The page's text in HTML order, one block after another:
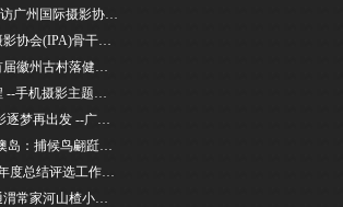
vivo广东营销团队到访广州国际摄影协会 共商合作事宜
走进柯村——国际摄影协会(IPA)骨干采风安徽行之6
2026中国黄山黟县首届徽州古村落健康跑圆满举行
指尖逐光，艺启新程 --手机摄影主题讲座在市老年干部大学圆满落幕
凝心聚力启新程 光影逐梦再出发 --广州国际摄影协会2026年首次会长秘书长会议召开
摄影采风招·邂逅淇澳岛：捕候鸟翩跹，寻古村烟火，追海上霞光
国际摄影协会 2025 年度总结评选工作的通知
甘肃分会走进定西通渭常家河山楂小镇旅游景区开展"红果满枝迎丰岁·山楂小镇庆佳节"为主